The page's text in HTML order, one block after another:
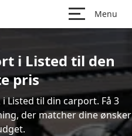
Menu
i Listed til den
pris
Listed til din carport. Få 3
der matcher dine ønsker